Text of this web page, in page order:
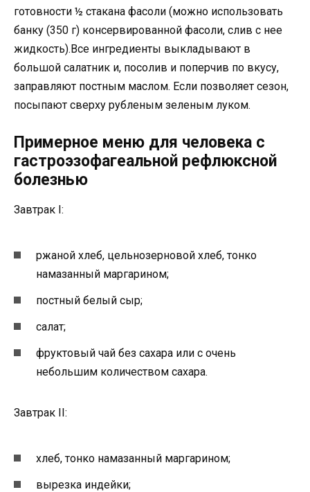
готовности ½ стакана фасоли (можно использовать
банку (350 г) консервированной фасоли, слив с нее
жидкость).Все ингредиенты выкладывают в
большой салатник и, посолив и поперчив по вкусу,
заправляют постным маслом. Если позволяет сезон,
посыпают сверху рубленым зеленым луком.
Примерное меню для человека с
гастроэзофагеальной рефлюксной
болезнью
Завтрак I:
ржаной хлеб, цельнозерновой хлеб, тонко
намазанный маргарином;
постный белый сыр;
салат;
фруктовый чай без сахара или с очень
небольшим количеством сахара.
Завтрак II:
хлеб, тонко намазанный маргарином;
вырезка индейки;